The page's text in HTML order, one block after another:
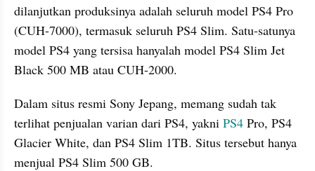
dilanjutkan produksinya adalah seluruh model PS4 Pro
(CUH-7000), termasuk seluruh PS4 Slim. Satu-satunya
model PS4 yang tersisa hanyalah model PS4 Slim Jet
Black 500 MB atau CUH-2000.
Dalam situs resmi Sony Jepang, memang sudah tak
terlihat penjualan varian dari PS4, yakni PS4
Glacier White, dan PS4 Slim 1TB. Situs tersebut hanya
menjual PS4 Slim 500 GB.